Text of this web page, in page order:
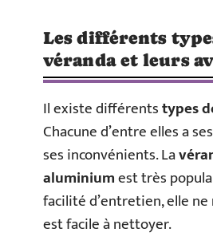
Les différents
véranda et leurs
Il existe différentstypes
Chacune d’entre elles a
ses inconvénients. La
aluminiumest très
facilité d’entretien, elle
est facile à nettoyer.